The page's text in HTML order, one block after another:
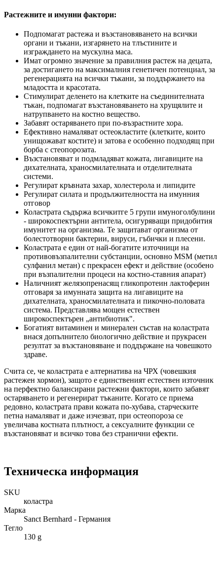
Растежните и имунни фактори:
Подпомагат растежа и възстановяването на всички
органи и тъкани, изгарянето на тлъстините и
изграждането на мускулна маса.
Имат огромно значение за правилния растеж на децата,
за достигането на максималния генетичен потенциал, за
регенерацията на всички тъкани, за поддържането на
младостта и красотата.
Стимулират деленето на клетките на съединителната
тъкан, подпомагат възстановяването на хрущялите и
натрупването на костно вещество.
Забавят остаряването при по-възрастните хора.
Ефективно намаляват остеокластите (клетките, които
унищожават костите) и затова е особенно подходящ при
борба с стеопорозата.
Възстановяват и подмладяват кожата, лигавиците на
дихателната, храносмилателната и отделителната
системи.
Регулират кръвната захар, холестерола и липидите
Регулират силата и продължителността на имунния
отговор
Коластрата съдържа всичкитге 5 групи имуноголбулини
- широкоспектърни антитела, осигуряващи придобития
имунитет на организма. Те защитават организма от
болестотворни бактерии, вируси, гъбички и плесени.
Коластрата е един от най-богатите източници на
противовъзпалителни субстанции, основно MSM (метил
сулфанил метан) с прекрасен ефект и действие (особено
при възпалителни процеси на костно-ставния апарат)
Наличният желязопренасящ гликопротеин лактоферин
отговаря за имунната защита на лигавиците на
дихателната, храносмилателната и пикочно-половата
система. Представлява мощен естествен
широкоспектърен „антибиотик".
Богатият витаминен и минерален състав на коластрата
внася допълнитело биологично действие и прукрасен
резултат за възстановяване и поддържане на човешкото
здраве.
Счита се, че коластрата е алтернатива на ЧРХ (човешкия
растежен хормон), защото е единственият естествен източник
на перфектно балансирани растежни фактори, които забавят
остаряването и регенерират тъканите. Когато се приема
редовно, коластрата прави кожата по-хубава, старческите
петна намаляват и даже изчезват, при остеопороза се
увеличава костната плътност, а сексуалните функции се
възстановяват и всичко това без странични ефекти.
Техническа информация
SKU
коластра
Марка
Sanct Bernhard - Германия
Тегло
130 g